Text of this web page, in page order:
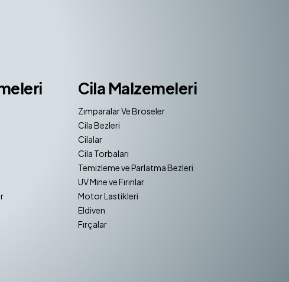
Cila Malzemeleri
Zımparalar Ve Broseler
Cila Bezleri
Cilalar
Cila Torbaları
Temizleme ve Parlatma Bezleri
UV Mine ve Fırınlar
Motor Lastikleri
Eldiven
Fırçalar